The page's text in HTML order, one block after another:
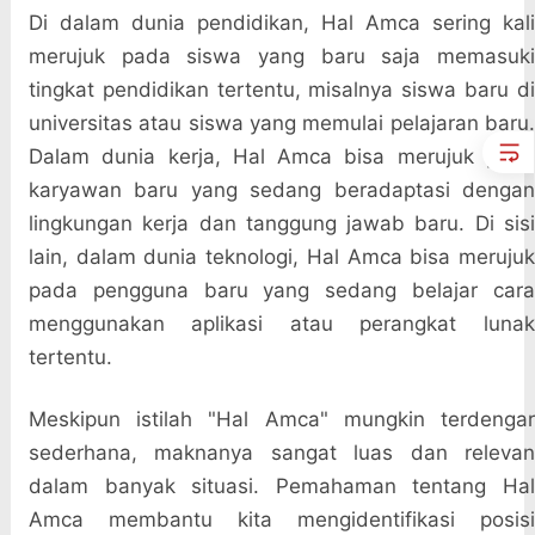
Di dalam dunia pendidikan, Hal Amca sering kali
merujuk pada siswa yang baru saja memasuki
tingkat pendidikan tertentu, misalnya siswa baru di
universitas atau siswa yang memulai pelajaran baru.
Dalam dunia kerja, Hal Amca bisa merujuk pada
karyawan baru yang sedang beradaptasi dengan
lingkungan kerja dan tanggung jawab baru. Di sisi
lain, dalam dunia teknologi, Hal Amca bisa merujuk
pada pengguna baru yang sedang belajar cara
menggunakan aplikasi atau perangkat lunak
tertentu.
Meskipun istilah "Hal Amca" mungkin terdengar
sederhana, maknanya sangat luas dan relevan
dalam banyak situasi. Pemahaman tentang Hal
Amca membantu kita mengidentifikasi posisi